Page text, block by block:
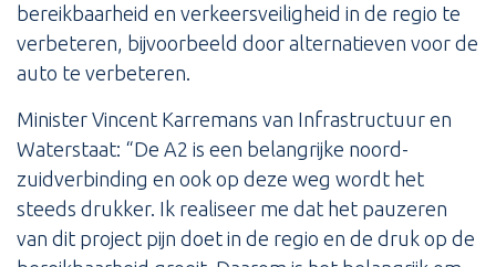
bereikbaarheid en verkeersveiligheid in de regio te
verbeteren, bijvoorbeeld door alternatieven voor de
auto te verbeteren.
Minister Vincent Karremans van Infrastructuur en
Waterstaat: “De A2 is een belangrijke noord-
zuidverbinding en ook op deze weg wordt het
steeds drukker. Ik realiseer me dat het pauzeren
van dit project pijn doet in de regio en de druk op de